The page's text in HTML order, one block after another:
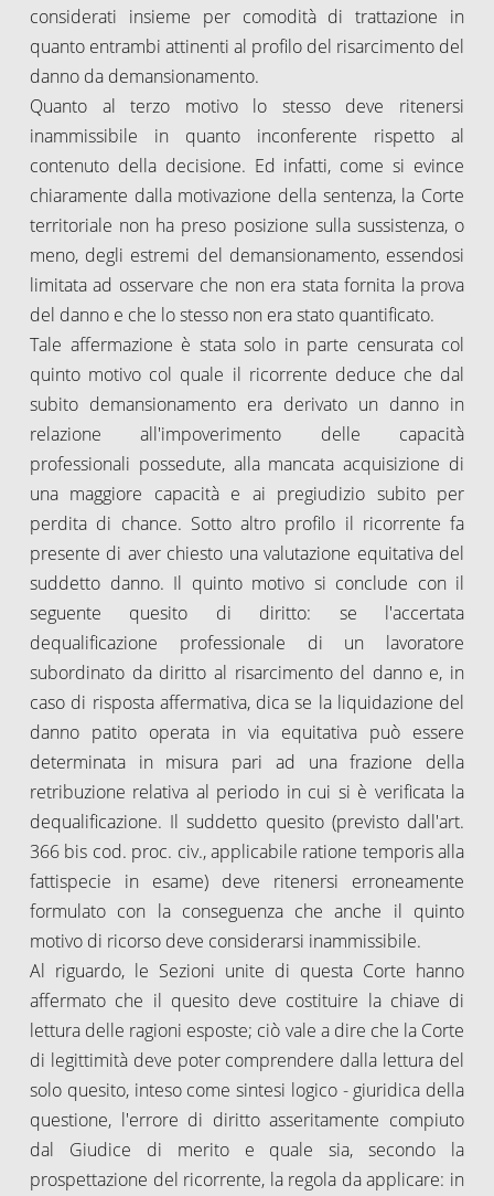
considerati insieme per comodità di trattazione in
quanto entrambi attinenti al profilo del risarcimento del
danno da demansionamento.
Quanto al terzo motivo lo stesso deve ritenersi
inammissibile in quanto inconferente rispetto al
contenuto della decisione. Ed infatti, come si evince
chiaramente dalla motivazione della sentenza, la Corte
territoriale non ha preso posizione sulla sussistenza, o
meno, degli estremi del demansionamento, essendosi
limitata ad osservare che non era stata fornita la prova
del danno e che lo stesso non era stato quantificato.
Tale affermazione è stata solo in parte censurata col
quinto motivo col quale il ricorrente deduce che dal
subito demansionamento era derivato un danno in
relazione all'impoverimento delle capacità
professionali possedute, alla mancata acquisizione di
una maggiore capacità e ai pregiudizio subito per
perdita di chance. Sotto altro profilo il ricorrente fa
presente di aver chiesto una valutazione equitativa del
suddetto danno. Il quinto motivo si conclude con il
seguente quesito di diritto: se l'accertata
dequalificazione professionale di un lavoratore
subordinato da diritto al risarcimento del danno e, in
caso di risposta affermativa, dica se la liquidazione del
danno patito operata in via equitativa può essere
determinata in misura pari ad una frazione della
retribuzione relativa al periodo in cui si è verificata la
dequalificazione. Il suddetto quesito (previsto dall'art.
366 bis cod. proc. civ., applicabile ratione temporis alla
fattispecie in esame) deve ritenersi erroneamente
formulato con la conseguenza che anche il quinto
motivo di ricorso deve considerarsi inammissibile.
Al riguardo, le Sezioni unite di questa Corte hanno
affermato che il quesito deve costituire la chiave di
lettura delle ragioni esposte; ciò vale a dire che la Corte
di legittimità deve poter comprendere dalla lettura del
solo quesito, inteso come sintesi logico - giuridica della
questione, l'errore di diritto asseritamente compiuto
dal Giudice di merito e quale sia, secondo la
prospettazione del ricorrente, la regola da applicare: in